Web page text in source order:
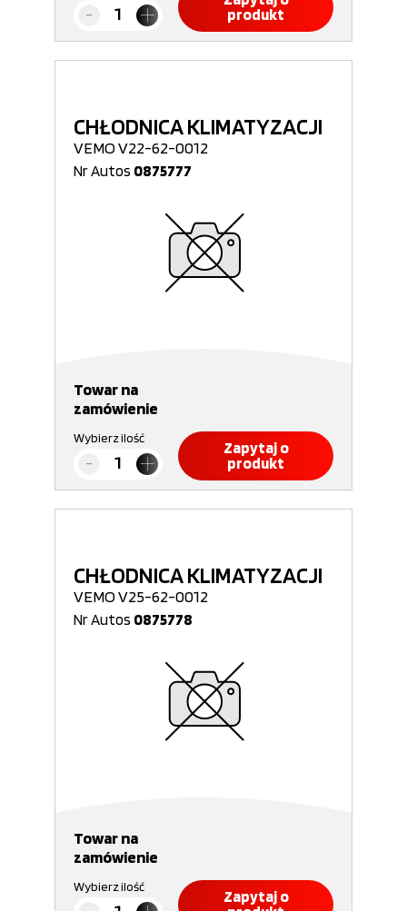
produkt
CHŁODNICA KLIMATYZACJI
VEMO V22-62-0012
Nr Autos 0875777
Towar na
zamówienie
Wybierz ilość
Zapytaj o
produkt
CHŁODNICA KLIMATYZACJI
VEMO V25-62-0012
Nr Autos 0875778
Towar na
zamówienie
Wybierz ilość
Zapytaj o